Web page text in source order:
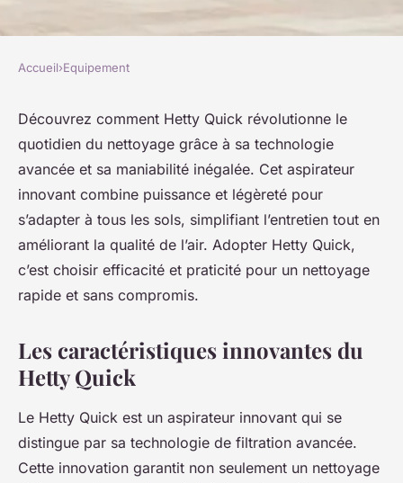
EQUIPEMENT
Découvrez les avantages du
hetty quick pour un nettoyage
efficace
Jean•20 octobre 2025•5 min de lecture
Accueil›Equipement
Découvrez comment Hetty Quick révolutionne le
quotidien du nettoyage grâce à sa technologie
avancée et sa maniabilité inégalée. Cet aspirateur
innovant combine puissance et légèreté pour
s’adapter à tous les sols, simplifiant l’entretien tout en
améliorant la qualité de l’air. Adopter Hetty Quick,
c’est choisir efficacité et praticité pour un nettoyage
rapide et sans compromis.
Les caractéristiques innovantes du
Hetty Quick
Le Hetty Quick est un aspirateur innovant qui se
distingue par sa technologie de filtration avancée.
Cette innovation garantit non seulement un nettoyage